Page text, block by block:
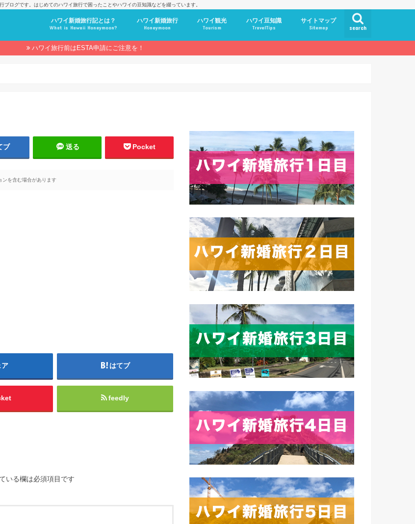
ブログです。はじめてのハワイ旅行で困ったことやハワイの豆知識などを綴っています。
search
ハワイ新婚旅行記とは？
What is Hawaii Honeymoon?
ハワイ新婚旅行
Honeymoon
ハワイ観光
Tourism
ハワイ豆知識
TravelTips
サイトマップ
Sitemap
ハワイ旅行前はESTA申請にご注意を！
ブ 送る Pocket
ンを含む場合があります
ア はてブ
feedly
いる欄は必須項目です